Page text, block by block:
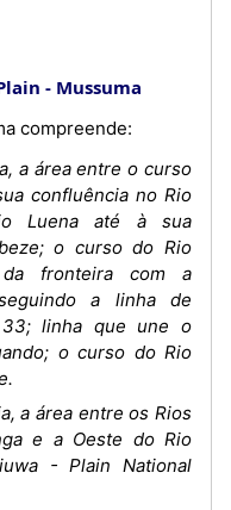
- Mussuma
compreende:
a área entre o curso
confluência no Rio
Luena até à sua
o curso do Rio
fronteira com a
a linha de
linha que une o
o curso do Rio
a área entre os Rios
e a Oeste do Rio
- Plain National